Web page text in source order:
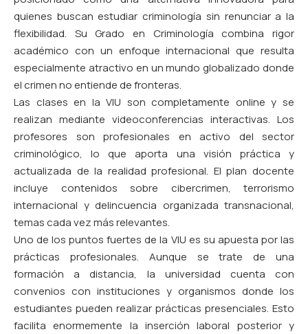
quienes buscan estudiar criminología sin renunciar a la
flexibilidad. Su Grado en Criminología combina rigor
académico con un enfoque internacional que resulta
especialmente atractivo en un mundo globalizado donde
el crimen no entiende de fronteras.
Las clases en la VIU son completamente online y se
realizan mediante videoconferencias interactivas. Los
profesores son profesionales en activo del sector
criminológico, lo que aporta una visión práctica y
actualizada de la realidad profesional. El plan docente
incluye contenidos sobre cibercrimen, terrorismo
internacional y delincuencia organizada transnacional,
temas cada vez más relevantes.
Uno de los puntos fuertes de la VIU es su apuesta por las
prácticas profesionales. Aunque se trate de una
formación a distancia, la universidad cuenta con
convenios con instituciones y organismos donde los
estudiantes pueden realizar prácticas presenciales. Esto
facilita enormemente la inserción laboral posterior y